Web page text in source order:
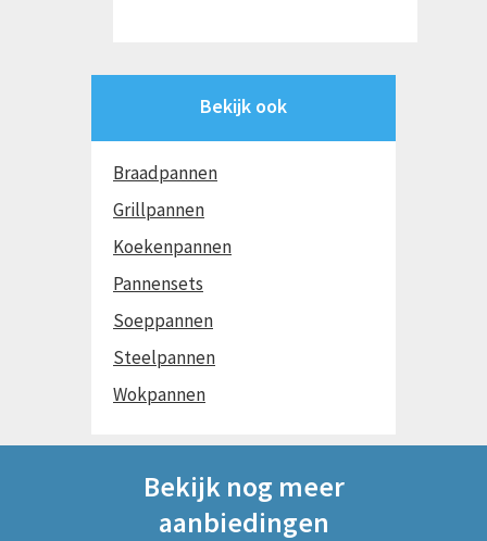
Bekijk ook
Braadpannen
Grillpannen
Koekenpannen
Pannensets
Soeppannen
Steelpannen
Wokpannen
Bekijk nog meer
aanbiedingen